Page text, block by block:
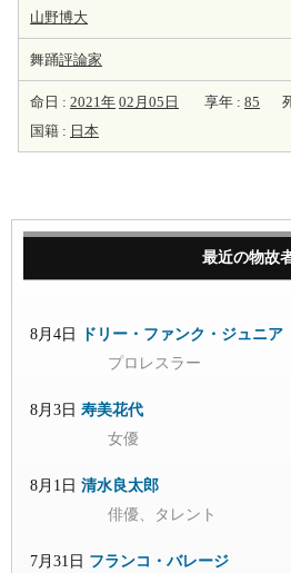
山野博大
舞踊評論家
命日 : 2021年 02月05日 享年 : 85
国籍 : 日本
最近の物故
8月4日
ドリー・ファンク・ジュニア
プロレスラー
8月3日 寿美花代
女優
8月1日 清水良太郎
俳優、タレント
7月31日 フランコ・バレージ